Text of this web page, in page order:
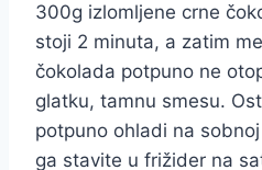
300g izlomljene crne
stoji 2 minuta, a zatim
čokolada potpuno ne
glatku, tamnu smesu.
potpuno ohladi na
ga stavite u frižider na